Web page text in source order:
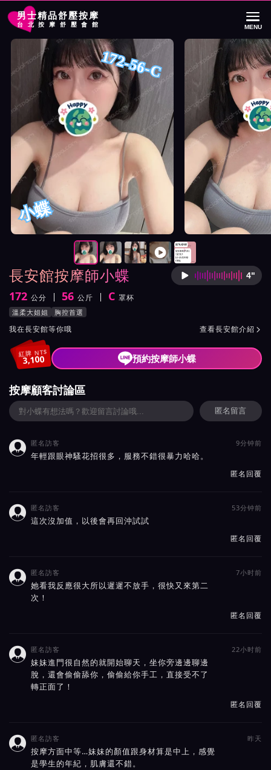
男士精品舒壓按摩
台北按摩舒壓會館 MENU
首頁 長安館按摩師小蝶詳細介紹
長安館按摩師小蝶 按摩師
4"
身高
172 公分
體重 56 公斤
罩杯 C 罩杯
按摩師小蝶服務風格與特色
溫柔大姐姐 胸控首選
按摩師小蝶所屬按摩會館介紹與班表
我在長安館等你哦 查看長安館介紹 
紅牌 NT$
3,100 預約按摩師小蝶
長安館按摩師小蝶照片展示與影片介紹
小蝶
172-56-C
按摩師小蝶照片展示與影片介紹及客戶評價截屏展示
按摩顧客討論區
匿名留言
 匿名訪客 9分钟前
年輕跟眼神騷花招很多，服務不錯很暴力哈哈。
匿名回覆
 匿名訪客 53分钟前
這次沒加值，以後會再回沖試試
匿名回覆
 匿名訪客 7小时前
她看我反應很大所以遲遲不放手，很快又來第二
次！
匿名回覆
 匿名訪客 22小时前
妹妹進門很自然的就開始聊天，坐你旁邊邊聊邊
脫，還會偷偷舔你，偷偷給你手工，直接受不了
轉正面了！
匿名回覆
 匿名訪客 昨天
按摩方面中等…妹妹的顏值跟身材算是中上，感覺
是學生的年紀，肌膚還不錯。